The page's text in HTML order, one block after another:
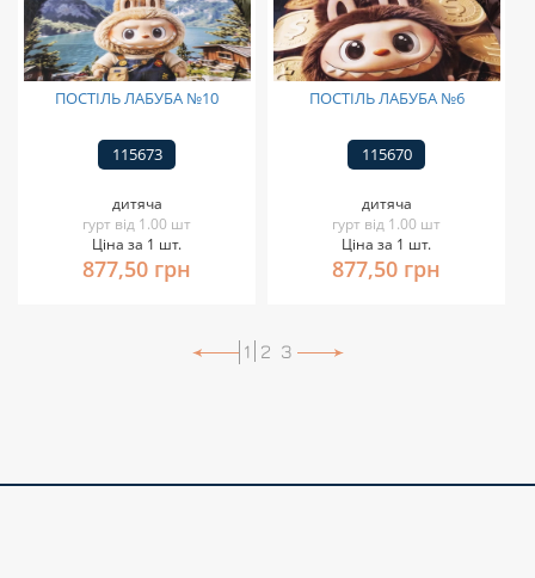
ПОСТІЛЬ ЛАБУБА №10
115673
дитяча
гурт від 1.00 шт
Ціна за 1 шт.
877,50 грн
ПОСТІЛЬ ЛАБУБА №6
115670
дитяча
гурт від 1.00 шт
Ціна за 1 шт.
877,50 грн
1 2 3